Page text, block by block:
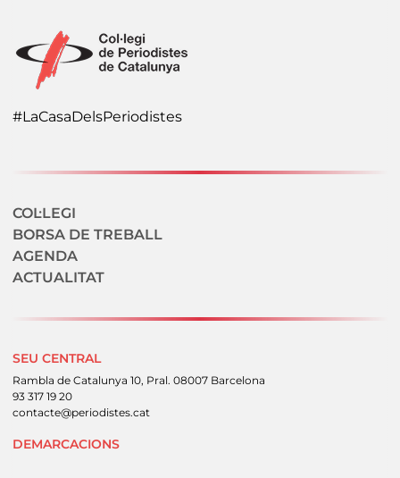
#LaCasaDelsPeriodistes
Navegació secundaria
COL·LEGI
BORSA DE TREBALL
AGENDA
ACTUALITAT
SEU CENTRAL
Rambla de Catalunya 10, Pral. 08007 Barcelona
93 317 19 20
contacte@periodistes.cat
DEMARCACIONS